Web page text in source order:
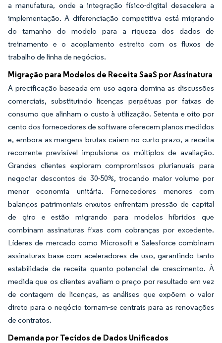
a manufatura, onde a integração físico-digital desacelera a
implementação. A diferenciação competitiva está migrando
do tamanho do modelo para a riqueza dos dados de
treinamento e o acoplamento estreito com os fluxos de
trabalho de linha de negócios.
Migração para Modelos de Receita SaaS por Assinatura
A precificação baseada em uso agora domina as discussões
comerciais, substituindo licenças perpétuas por faixas de
consumo que alinham o custo à utilização. Setenta e oito por
cento dos fornecedores de software oferecem planos medidos
e, embora as margens brutas caiam no curto prazo, a receita
recorrente previsível impulsiona os múltiplos de avaliação.
Grandes clientes exploram compromissos plurianuais para
negociar descontos de 30-50%, trocando maior volume por
menor economia unitária. Fornecedores menores com
balanços patrimoniais enxutos enfrentam pressão de capital
de giro e estão migrando para modelos híbridos que
combinam assinaturas fixas com cobranças por excedente.
Líderes de mercado como Microsoft e Salesforce combinam
assinaturas base com aceleradores de uso, garantindo tanto
estabilidade de receita quanto potencial de crescimento. À
medida que os clientes avaliam o preço por resultado em vez
de contagem de licenças, as análises que expõem o valor
direto para o negócio tornam-se centrais para as renovações
de contratos.
Demanda por Tecidos de Dados Unificados